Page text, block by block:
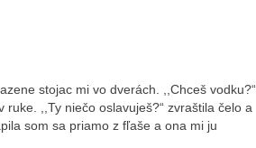
stojac mi vo dverách. ,,Chceš vodku?“
,,Ty niečo oslavuješ?“ zvraštila čelo a
som sa priamo z fľaše a ona mi ju